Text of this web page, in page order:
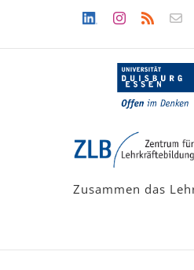
LinkedinInstagram
Rss
Zusammen das